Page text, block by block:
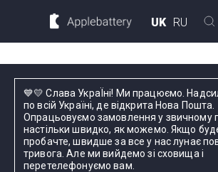
💙💛 Слава УкраЇні! Ми працюємо.
по всій Україні, де відкрита Нова Пошта.
Опрацьовуємо замовлення у звичному
настільки швидко, як можемо. Якщо
пробачте, швидше за все у нас лунає
тривога. Але ми вийдемо зі сховища і
перетелефонуємо вам.
UK RU
вул. Голосіївська 17,
+38 044
Зворотний
Для планшетов
Введіть назву пристрою, модель або